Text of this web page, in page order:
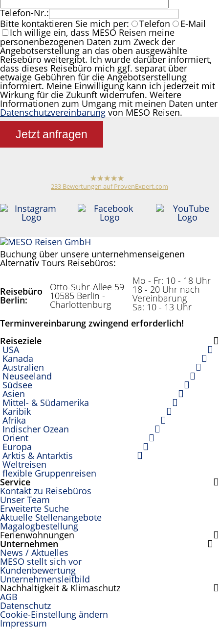
Telefon-Nr.:
Bitte kontaktieren Sie mich per:
Telefon E-Mail
Ich willige ein, dass MESO Reisen meine
personenbezogenen Daten zum Zweck der
Angebotserstellung an das oben ausgewählte
Reisebüro weitergibt. Ich wurde darüber informiert,
dass dieses Reisebüro mich ggf. separat über
etwaige Gebühren für die Angebotserstellung
informiert. Meine Einwilligung kann ich jederzeit mit
Wirkung für die Zukunft widerrufen. Weitere
Informationen zum Umgang mit meinen Daten unter
Datenschutzvereinbarung von MESO Reisen.
Jetzt anfragen
Meso Reisen Reiseveranstalter /
hat4,79
Sternen
233 Bewertungen auf ProvenExpert.com
Buchung über unsere unternehmenseigenen
Alternativ Tours Reisebüros:
Reisebüro
Berlin:
Otto-Suhr-Allee 59
10585 Berlin -
Charlottenburg
Mo - Fr: 10 - 18 Uhr
18 - 20 Uhr nach
Vereinbarung
Sa: 10 - 13 Uhr
Terminvereinbarung zwingend erforderlich!
Reiseziele
USA
Kanada
Australien
Neuseeland
Südsee
Asien
Mittel- & Südamerika
Karibik
Afrika
Indischer Ozean
Orient
Europa
Arktis & Antarktis
Weltreisen
flexible Gruppenreisen
Service
Kontakt zu Reisebüros
Unser Team
Erweiterte Suche
Aktuelle Stellenangebote
Magalogbestellung
Ferienwohnungen
Unternehmen
News / Aktuelles
MESO stellt sich vor
Kundenbewertung
Unternehmensleitbild
Nachhaltigkeit & Klimaschutz
AGB
Datenschutz
Cookie-Einstellung ändern
Impressum